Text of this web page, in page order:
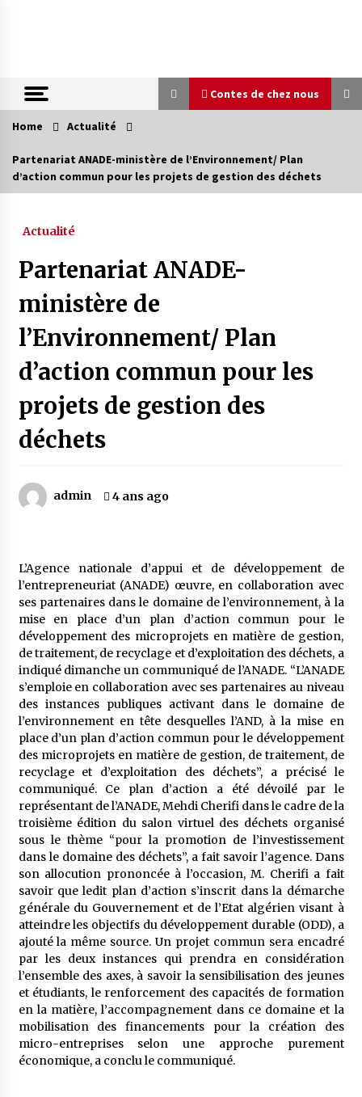
Contes de chez nous
Contes de chez nous
Quand la mère n’est plus là (17e partie)
Magie de sorcier
4 ans ago
Oum el Gaïla / L’ogresse du M’zab
4 ans ago
Mythes et croyances / L’hospitalité des
montagnards
5 ans ago
5 ans ago
Le bouc de l’Au-delà
5 ans ago
Le monstrueux vieillard (Un récit du Sud
algérien)
5 ans ago
Rencontre nocturne dans le désert (Un conte
touareg)
5 ans ago
Un conte targui/ Quand la tête est vide
5 ans ago
Tradition orale/ D’où viennent les contes et à
5 ans ago
Home Actualité
Partenariat ANADE-ministère de l’Environnement/ Plan
d’action commun pour les projets de gestion des déchets
Actualité
Partenariat ANADE-
ministère de
l’Environnement/ Plan
d’action commun pour les
projets de gestion des
déchets
admin 4 ans ago
L’Agence nationale d’appui et de développement de
l’entrepreneuriat (ANADE) œuvre, en collaboration avec
ses partenaires dans le domaine de l’environnement, à la
mise en place d’un plan d’action commun pour le
développement des microprojets en matière de gestion,
de traitement, de recyclage et d’exploitation des déchets, a
indiqué dimanche un communiqué de l’ANADE. “L’ANADE
s’emploie en collaboration avec ses partenaires au niveau
des instances publiques activant dans le domaine de
l’environnement en tête desquelles l’AND, à la mise en
place d’un plan d’action commun pour le développement
des microprojets en matière de gestion, de traitement, de
recyclage et d’exploitation des déchets”, a précisé le
communiqué. Ce plan d’action a été dévoilé par le
représentant de l’ANADE, Mehdi Cherifi dans le cadre de la
troisième édition du salon virtuel des déchets organisé
sous le thème “pour la promotion de l’investissement
dans le domaine des déchets”, a fait savoir l’agence. Dans
son allocution prononcée à l’occasion, M. Cherifi a fait
savoir que ledit plan d’action s’inscrit dans la démarche
générale du Gouvernement et de l’Etat algérien visant à
atteindre les objectifs du développement durable (ODD), a
ajouté la même source. Un projet commun sera encadré
par les deux instances qui prendra en considération
l’ensemble des axes, à savoir la sensibilisation des jeunes
et étudiants, le renforcement des capacités de formation
en la matière, l’accompagnement dans ce domaine et la
mobilisation des financements pour la création des
micro-entreprises selon une approche purement
économique, a conclu le communiqué.